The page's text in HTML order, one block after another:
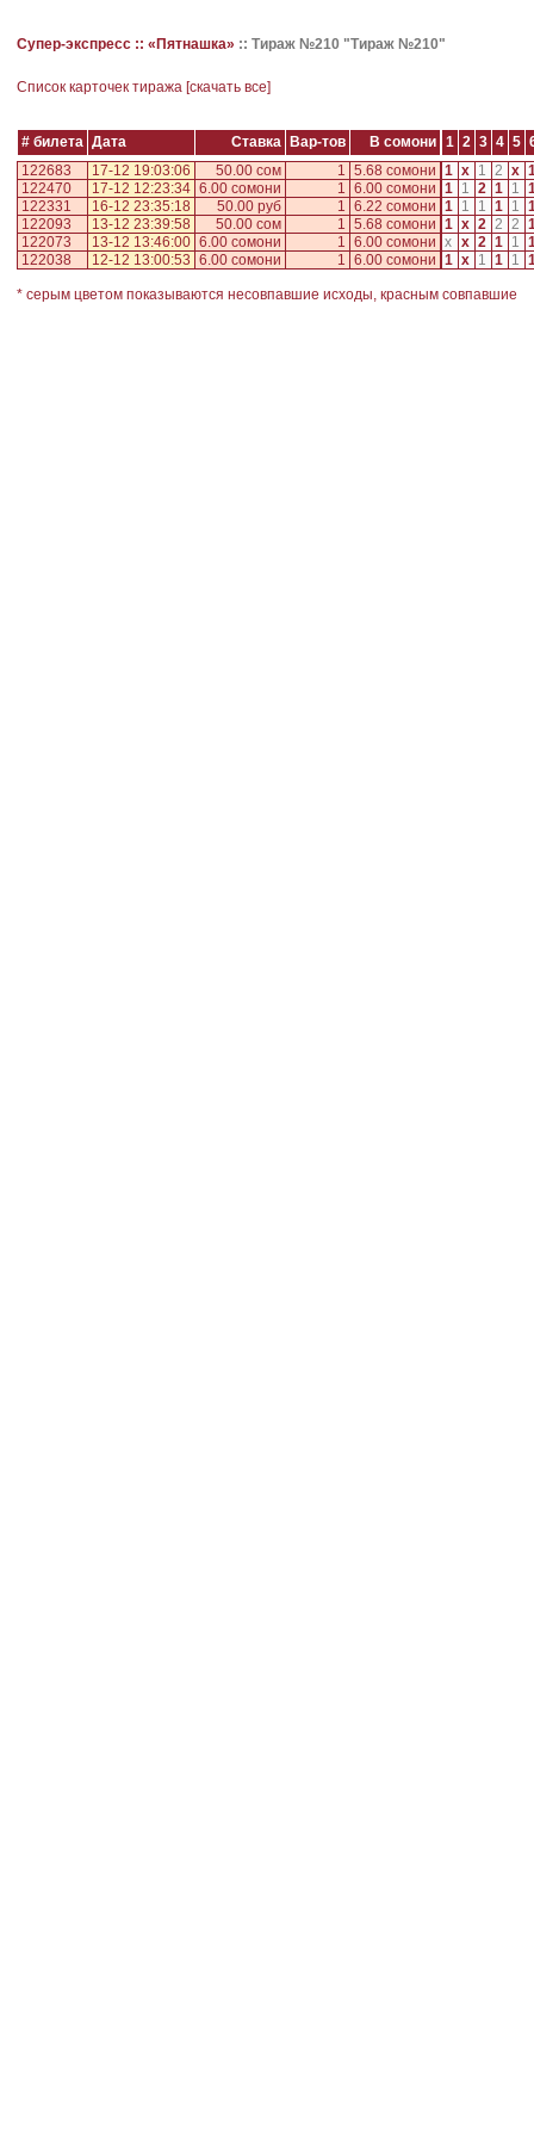
Супер-экспресс :: «Пятнашка» :: Тираж №210 "Тираж №210"
Cписок карточек тиража [скачать все]
# билета Дата Ставка Вар-тов В сомони 1 2 3 4 5
122683
17-12 19:03:06 50.00 сом 1 5.68 сомони 1 x 1 2 x
122470
17-12 12:23:34 6.00 сомони 1 6.00 сомони 1 1 2 1 1
122331
16-12 23:35:18 50.00 руб 1 6.22 сомони 1 1 1 1 1
122093
13-12 23:39:58 50.00 сом 1 5.68 сомони 1 x 2 2 2
122073
13-12 13:46:00 6.00 сомони 1 6.00 сомони x x 2 1 1
122038
12-12 13:00:53 6.00 сомони 1 6.00 сомони 1 x 1 1 1
* серым цветом показываются несовпавшие исходы, красным совпавшие